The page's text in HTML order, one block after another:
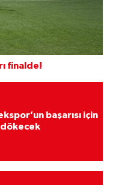
finalde!
başarısı için